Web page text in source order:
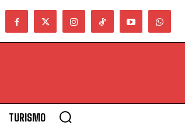
TURISMO